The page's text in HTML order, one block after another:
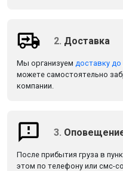
2. Доставка
Мы организуем доставку до
можете самостоятельно
компании.
3.
После прибытия груза в
этом по телефону или смс-